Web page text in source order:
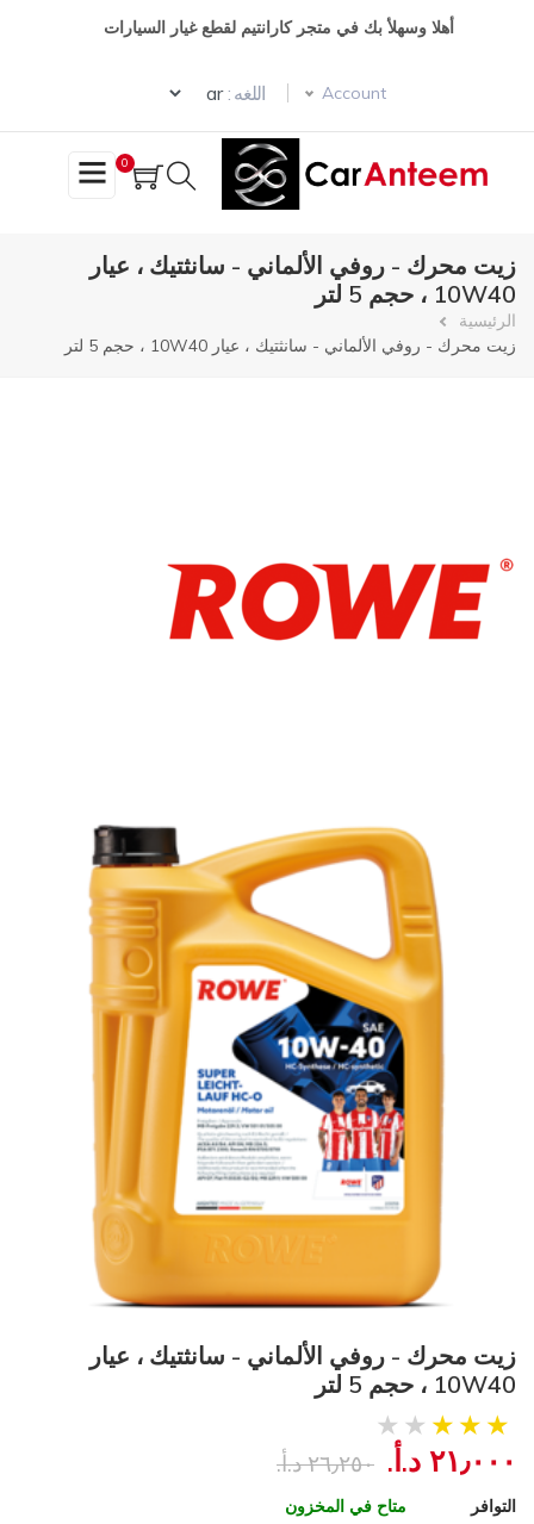
أهلا وسهلأ بك في متجر كارانتيم لقطع غيار السيارات
Account اللغه :
Select your language
0
زيت محرك - روفي الألماني - سانثتيك ، عيار
10W40 ، حجم 5 لتر
مسار
الرئيسية
زيت محرك - روفي الألماني - سانثتيك ، عيار 10W40 ، حجم 5 لتر
زيت محرك - روفي الألماني - سانثتيك ، عيار
10W40 ، حجم 5 لتر
٢١٫٠٠٠ د.أ.‏ ٢٦٫٢٥٠ د.أ.‏
التوافر متاح في المخزون